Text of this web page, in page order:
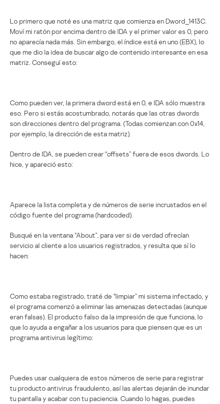
Lo primero que noté es una matriz que comienza en Dword_1413C.
Moví mi ratón por encima dentro de IDA y el primer valor es 0, pero
no aparecía nada más. Sin embargo, el índice está en uno (EBX), lo
que me dio la idea de buscar algo de contenido interesante en esa
matriz. Conseguí esto:
Como pueden ver, la primera dword está en 0, e IDA sólo muestra
eso. Pero si estás acostumbrado, notarás que las otras dwords
son direcciones dentro del programa. (Todas comienzan con 0x14,
por ejemplo, la dirección de esta matriz).
Dentro de IDA, se pueden crear “offsets” fuera de esos dwords. Lo
hice, y apareció esto:
Aparece la lista completa y de números de serie incrustados en el
código fuente del programa (hardcoded).
Busqué en la ventana “About”, para ver si de verdad ofrecían
servicio al cliente a los usuarios registrados, y resulta que sí lo
hacen:
Como estaba registrado, traté de “limpiar” mi sistema infectado, y
el programa comenzó a eliminar las amenazas detectadas (aunque
eran falsas). El producto falso da la impresión de que funciona, lo
que lo ayuda a engañar a los usuarios para que piensen que es un
programa antivirus legítimo:
Puedes usar cualquiera de estos números de serie para registrar
tu producto antivirus fraudulento, así las alertas dejarán de inundar
tu pantalla y acabar con tu paciencia. Cuando lo hagas, puedes